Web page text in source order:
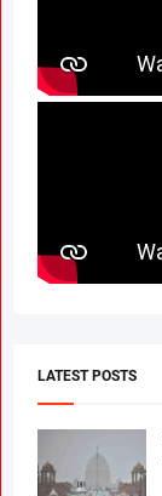
LATEST POSTS